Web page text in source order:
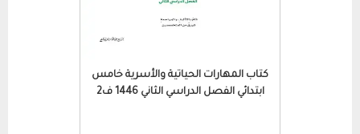
كتاب المهارات الحياتية والأسرية خامس
ابتدائي الفصل الدراسي الثاني 1446 ف2